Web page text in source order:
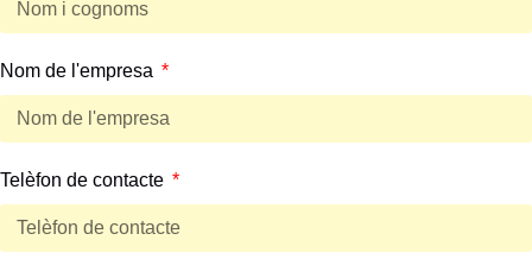
Nom de l'empresa
Telèfon de contacte